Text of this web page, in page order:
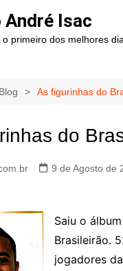
André Isac
primeiro dos melhores
Blog As figurinhas do
do
9 de Agosto de
Saiu o
Brasileirão.
jogadores